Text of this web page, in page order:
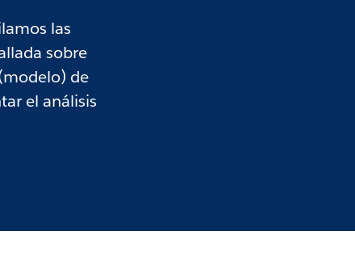
las
sobre
de
el análisis